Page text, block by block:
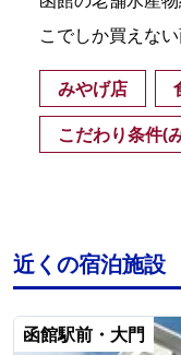
こでしか買えない
みやげ店
こだわり条件(
近くの宿泊施設
函館駅前・大門